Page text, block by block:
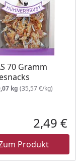
70 Gramm
kg (35,57 €/kg)
2,49 €
Produkt